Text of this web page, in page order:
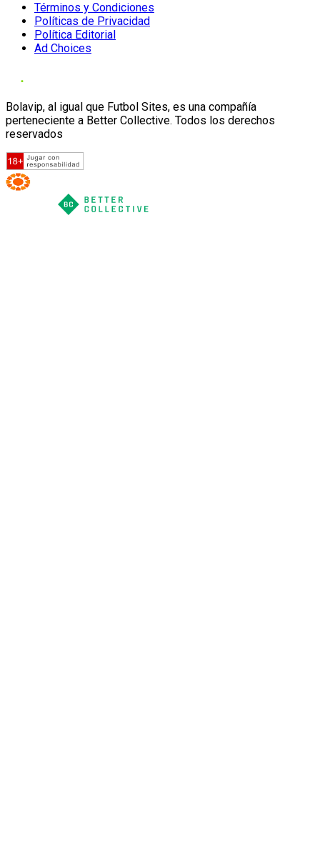
Términos y Condiciones
Políticas de Privacidad
Política Editorial
Ad Choices
Bolavip, al igual que Futbol Sites, es una compañía
perteneciente a Better Collective. Todos los derechos
reservados